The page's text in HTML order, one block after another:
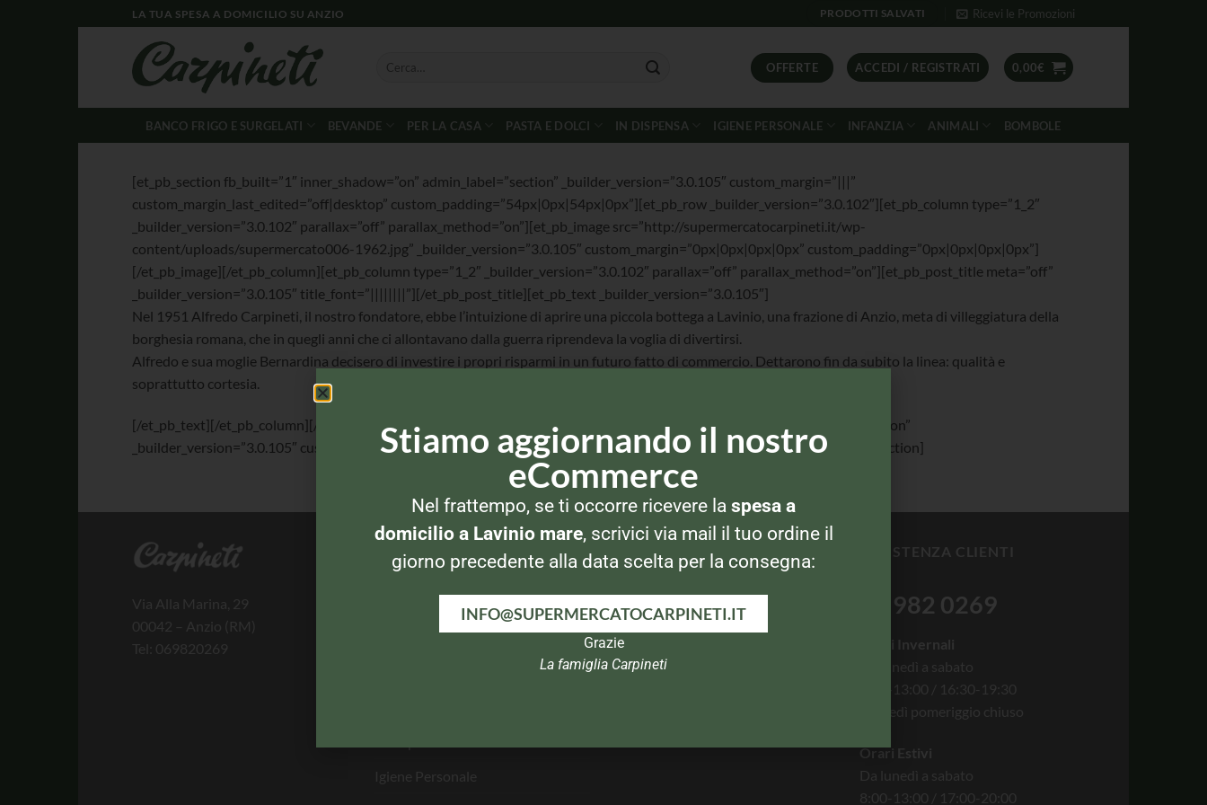
LA TUA SPESA A DOMICILIO SU ANZIO PRODOTTI SALVATI Ricevi le Promozioni
OFFERTE ACCEDI / REGISTRATI 0,00€
BANCO FRIGO E SURGELATI BEVANDE PER LA CASA PASTA E DOLCI IN DISPENSA IGIENE PERSONALE INFANZIA ANIMALI BOMBOLE
[et_pb_section fb_built=”1″ inner_shadow=”on” admin_label=”section” _builder_version=”3.0.105″ custom_margin=”|||”
custom_margin_last_edited=”off|desktop” custom_padding=”54px|0px|54px|0px”][et_pb_row _builder_version=”3.0.102″][et_pb_column type=”1_2″
_builder_version=”3.0.102″ parallax=”off” parallax_method=”on”][et_pb_image src=”http://supermercatocarpineti.it/wp-
content/uploads/supermercato006-1962.jpg” _builder_version=”3.0.105″ custom_margin=”0px|0px|0px|0px” custom_padding=”0px|0px|0px|0px”]
[/et_pb_image][/et_pb_column][et_pb_column type=”1_2″ _builder_version=”3.0.102″ parallax=”off” parallax_method=”on”][et_pb_post_title meta=”off”
_builder_version=”3.0.105″ title_font=”||||||||”][/et_pb_post_title][et_pb_text _builder_version=”3.0.105″]
Nel 1951 Alfredo Carpineti, il nostro fondatore, ebbe l’intuizione di aprire una piccola bottega a Lavinio, una frazione di Anzio, meta di villeggiatura della
borghesia romana, che in quegli anni che ci allontavano dalla guerra riprendeva la voglia di divertirsi.
Alfredo e sua moglie Bernardina decisero di investire i propri risparmi in un futuro fatto di commercio. Dettarono fin da subito la linea: qualità e
soprattutto cortesia.
[/et_pb_text][/et_pb_column][/et_pb_row][/et_pb_section][et_pb_section fb_built=”1″ inner_shadow=”on” admin_label=”section”
_builder_version=”3.0.105″ custom_margin=”|||” custom_margin_last_edited=”off|desktop” custom_padding=”|||”][/et_pb_section]
Via Alla Marina, 29
00042 – Anzio (RM)
Tel: 069820269
CATEGORIE PRODOTTI
Banco Frigo e Surgelati
Igiene Personale
UTILITY
Il mio account
Termini e Condizioni
Privacy Policy
ASSISTENZA CLIENTI
06 982 0269
Orari Invernali
Da lunedì a sabato
8:00-13:00 / 16:30-19:30
Giovedì pomeriggio chiuso
Orari Estivi
Da lunedì a sabato
8:00-13:00 / 17:00-20:00
Stiamo aggiornando il nostro
eCommerce
Nel frattempo, se ti occorre ricevere la spesa a
domicilio a Lavinio mare, scrivici via mail il tuo ordine il
giorno precedente alla data scelta per la consegna:
INFO@SUPERMERCATOCARPINETI.IT
Grazie
La famiglia Carpineti